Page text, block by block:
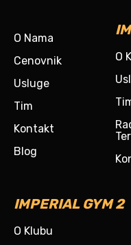
O Nama
Cenovnik
Usluge
Tim
Kontakt
Blog
O
IMPERIAL GYM 2
O Klubu